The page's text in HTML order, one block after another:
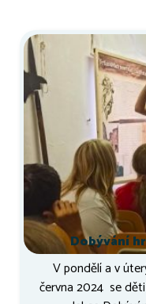
Dobývání
V pondělí a v
června 2024 se